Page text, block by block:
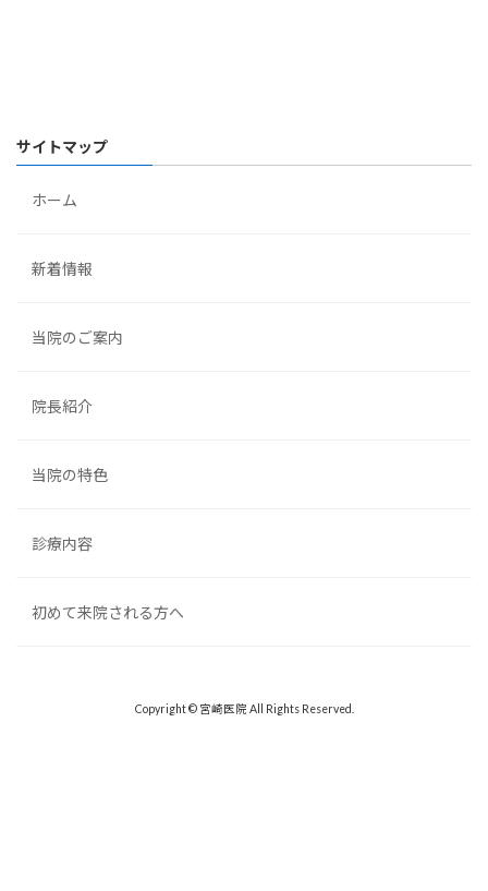
サイトマップ
ホーム
新着情報
当院のご案内
院長紹介
当院の特色
診療内容
初めて来院される方へ
Copyright © 宮崎医院 All Rights Reserved.